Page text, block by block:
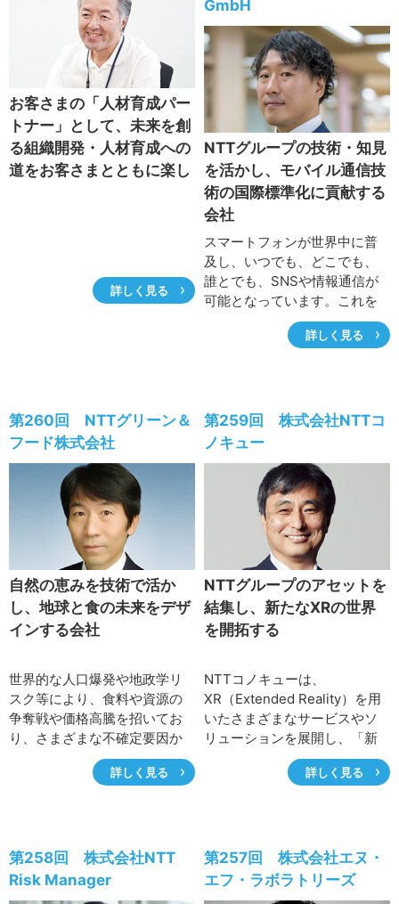
を活用したビジネス展開へと
進化し続けています。ロボッ
トを活用して、清掃関連業界
のデジタルトランスフォーメ
ーション（DX）に取り組む山
田邦裕社長に話を伺いまし
た。
ョンを掲げ、建設業界にかか
わるすべての人たちに利用さ
れるサービスを提供すること
をめざし、建設業界全体の発
展に貢献したいと語る渡邉文
隆副社長に話を伺いました。
お客さまの「人材育成パー
トナー」として、未来を創
る組織開発・人材育成への
道をお客さまとともに楽し
詳しく見る
GmbH
NTTグループの技術・知見
を活かし、モバイル通信技
術の国際標準化に貢献する
会社
スマートフォンが世界中に普
及し、いつでも、どこでも、
誰とでも、SNSや情報通信が
可能となっています。これを
支えているのが5G（第5世代移
動通信システム）をはじめと
多くの装置で構成されていま
すが、これらの装置が、国際
約・規格に従っていなければ
つながりません。モバイル通
信を中心に国際標準策定（国
際標準化）活動に貢献してい
るDOCOMO Communications
Laboratories Europe GmbHの
田中威津馬（たなかいつま）
所長に、国際標準化活動の中
心地である欧州における活動
テム）、IOWN（Innovative
Optical and Wireless
Network）時代に向けた国際
標準化への思いを伺いまし
詳しく見る
第260回 NTTグリーン＆
フード株式会社
自然の恵みを技術で活か
し、地球と食の未来をデザ
インする会社
世界的な人口爆発や地政学リ
スク等により、食料や資源の
争奪戦や価格高騰を招いてお
り、さまざまな不確定要因か
ら、食の安全保障（フードセ
キュリティ）確保の必要性が
いた魚が取れなくなる等、水
産業にも大きな影響を与え始
めています。水産業において
詳しく見る
第259回 株式会社NTTコ
ノキュー
NTTグループのアセットを
結集し、新たなXRの世界
を開拓する
NTTコノキューは、
XR（Extended Reality）を用
いたさまざまなサービスやソ
リューションを展開し、「新
しいコミュニケーション文化
の世界の創造」をとおして社
られた思いと、XRのリーディ
ングカンパニーをめざす戦略
詳しく見る
第258回 株式会社NTT
Risk Manager
第257回 株式会社エヌ・
エフ・ラボラトリーズ